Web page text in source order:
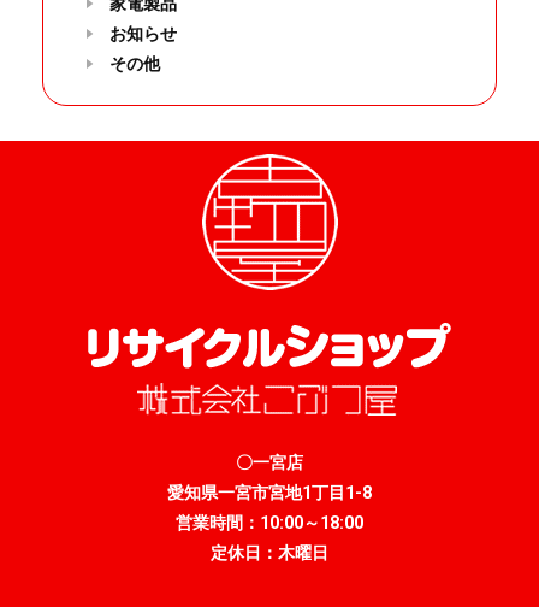
お知らせ
その他
〇一宮店
愛知県一宮市宮地1丁目1-8
営業時間：10:00～18:00
定休日：木曜日